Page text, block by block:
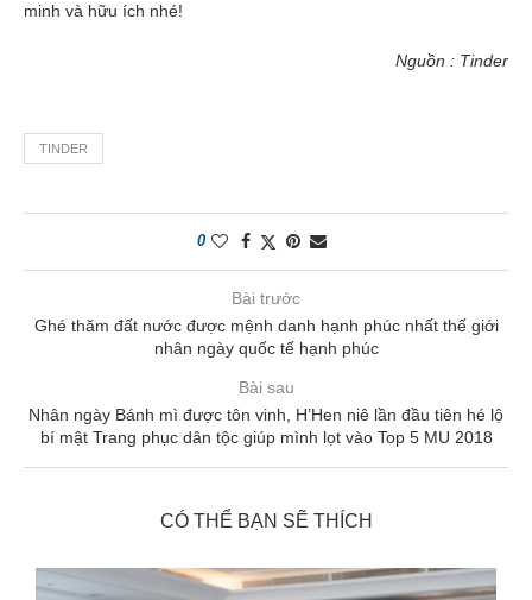
minh và hữu ích nhé!
Nguồn : Tinder
TINDER
0
Bài trước
Ghé thăm đất nước được mệnh danh hạnh phúc nhất thế giới
nhân ngày quốc tế hạnh phúc
Bài sau
Nhân ngày Bánh mì được tôn vinh, H’Hen niê lần đầu tiên hé lộ
bí mật Trang phục dân tộc giúp mình lọt vào Top 5 MU 2018
CÓ THỂ BẠN SẼ THÍCH